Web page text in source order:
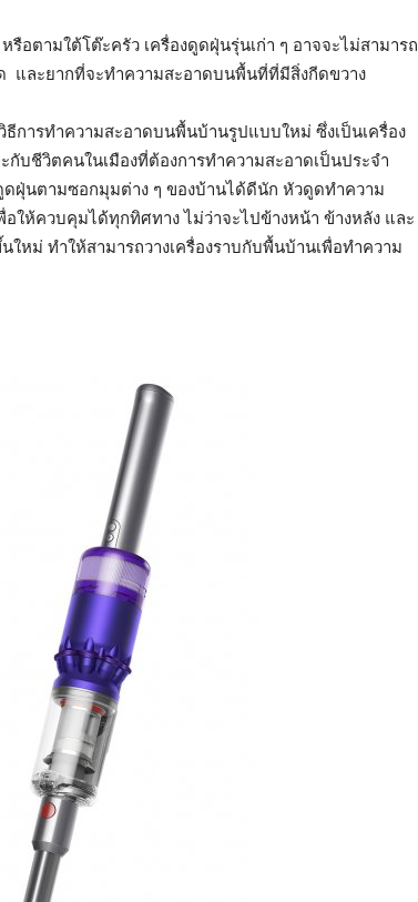
อตามใต้โต๊ะครัว เครื่องดูดฝุ่นรุ่นเก่า ๆ อาจจะไม่สามารถ
และยากที่จะทำความสะอาดบนพื้นที่ที่มีสิ่งกีดขวาง
ธีการทำความสะอาดบนพื้นบ้านรูปแบบใหม่ ซึ่งเป็นเครื่อง
บชีวิตคนในเมืองที่ต้องการทำความสะอาดเป็นประจำ
ฝุ่นตามซอกมุมต่าง ๆ ของบ้านได้ดีนัก หัวดูดทำความ
ให้ควบคุมได้ทุกทิศทาง ไม่ว่าจะไปข้างหน้า ข้างหลัง และ
หม่ ทำให้สามารถวางเครื่องราบกับพื้นบ้านเพื่อทำความ